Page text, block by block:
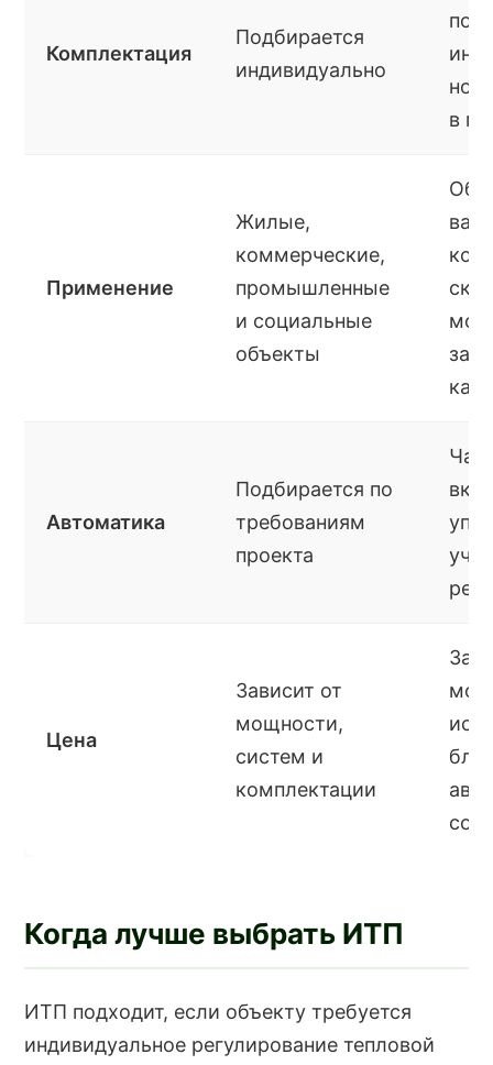
Комплектация
Подбирается
индивидуально
но
в
Применение
Жилые,
коммерческие,
промышленные
и социальные
объекты
Автоматика
Подбирается по
требованиям
проекта
Цена
Зависит от
мощности,
систем и
комплектации
Когда лучше выбрать ИТП
ИТП подходит, если объекту требуется
индивидуальное регулирование тепловой